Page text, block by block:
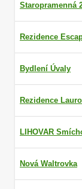
Staropramenná
Rezidence
Bydlení Úvaly
Rezidence
LIHOVAR
Nová Waltrovka